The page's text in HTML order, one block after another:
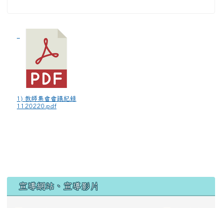
1) 教師集會會議紀錄
1120220.pdf
宣導網站、宣導影片